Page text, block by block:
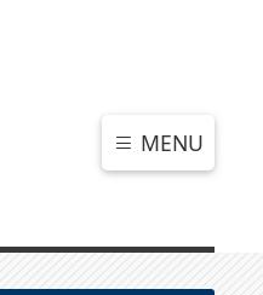
MENU